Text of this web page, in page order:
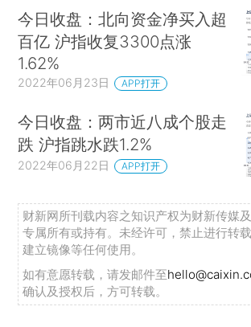
今日收盘：北向资金净买入超
百亿 沪指收复3300点涨
1.62%
2022年06月23日 APP打开
今日收盘：两市近八成个股走
跌 沪指跳水跌1.2%
2022年06月22日 APP打开
财新网所刊载内容之知识产权为财新传媒
专属所有或持有。未经许可，禁止进行转
建立镜像等任何使用。
如有意愿转载，请发邮件至
确认及授权后，方可转载。